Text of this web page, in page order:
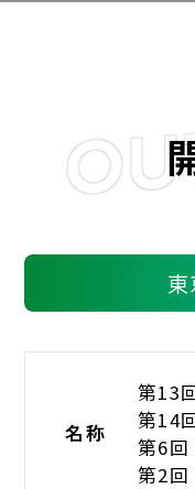
名称
第13
第14
第6回
第2回